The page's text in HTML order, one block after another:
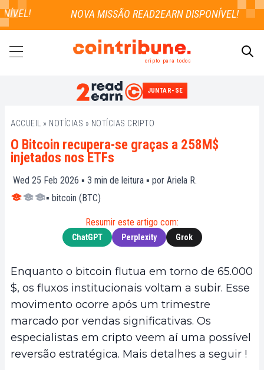
cripto para todos
JUNTAR-SE
ACCUEIL » NOTÍCIAS » NOTÍCIAS CRIPTO
O Bitcoin recupera-se graças a 258M$
injetados nos ETFs
Wed 25 Feb 2026 ▪ 3 min de leitura ▪ por Ariela R.
▪ bitcoin (BTC)
Resumir este artigo com:
ChatGPT Perplexity Grok
Enquanto o bitcoin flutua em torno de 65.000
$, os fluxos institucionais voltam a subir. Esse
movimento ocorre após um trimestre
marcado por vendas significativas. Os
especialistas em cripto veem aí uma possível
reversão estratégica. Mais detalhes a seguir !